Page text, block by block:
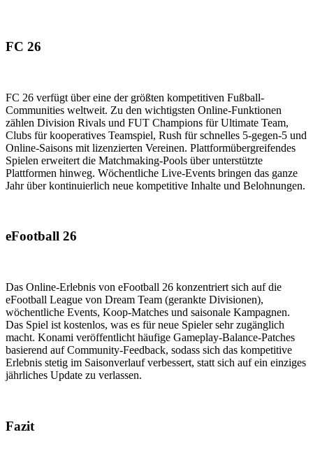
FC 26
FC 26 verfügt über eine der größten kompetitiven Fußball-
Communities weltweit. Zu den wichtigsten Online-Funktionen
zählen Division Rivals und FUT Champions für Ultimate Team,
Clubs für kooperatives Teamspiel, Rush für schnelles 5-gegen-5 und
Online-Saisons mit lizenzierten Vereinen. Plattformübergreifendes
Spielen erweitert die Matchmaking-Pools über unterstützte
Plattformen hinweg. Wöchentliche Live-Events bringen das ganze
Jahr über kontinuierlich neue kompetitive Inhalte und Belohnungen.
eFootball 26
Das Online-Erlebnis von eFootball 26 konzentriert sich auf die
eFootball League von Dream Team (gerankte Divisionen),
wöchentliche Events, Koop-Matches und saisonale Kampagnen.
Das Spiel ist kostenlos, was es für neue Spieler sehr zugänglich
macht. Konami veröffentlicht häufige Gameplay-Balance-Patches
basierend auf Community-Feedback, sodass sich das kompetitive
Erlebnis stetig im Saisonverlauf verbessert, statt sich auf ein einziges
jährliches Update zu verlassen.
Fazit